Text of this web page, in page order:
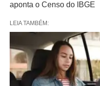
aponta o Censo do IBGE
LEIA TAMBÉM: